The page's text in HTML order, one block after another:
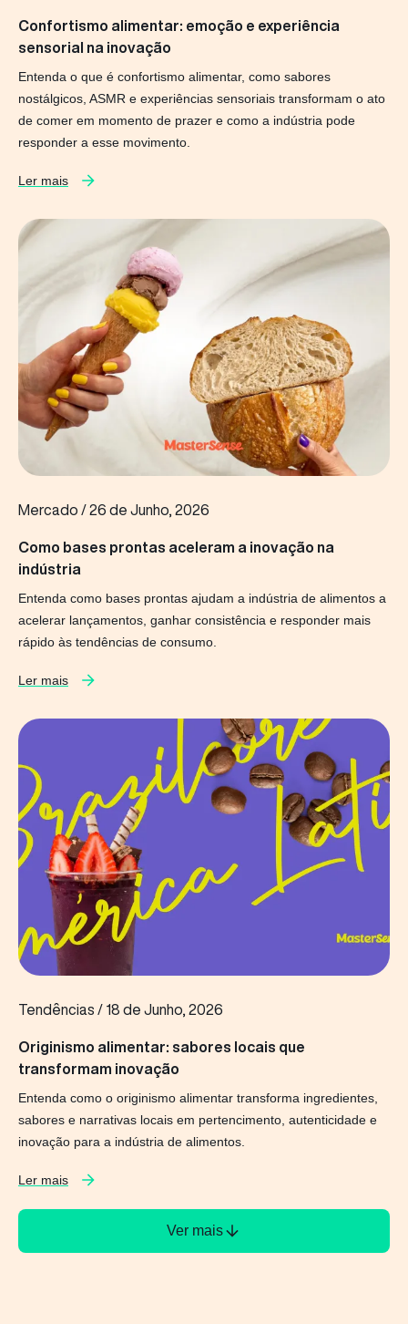
Confortismo alimentar: emoção e experiência
sensorial na inovação
Entenda o que é confortismo alimentar, como sabores
nostálgicos, ASMR e experiências sensoriais transformam o ato
de comer em momento de prazer e como a indústria pode
responder a esse movimento.
Ler mais
Mercado /26 de Junho, 2026
Como bases prontas aceleram a inovação na
indústria
Entenda como bases prontas ajudam a indústria de alimentos a
acelerar lançamentos, ganhar consistência e responder mais
rápido às tendências de consumo.
Ler mais
Tendências / 18 de Junho, 2026
Originismo alimentar: sabores locais que
transformam inovação
Entenda como o originismo alimentar transforma ingredientes,
sabores e narrativas locais em pertencimento, autenticidade e
inovação para a indústria de alimentos.
Ler mais
Ver mais